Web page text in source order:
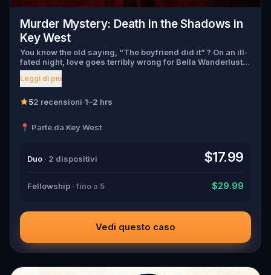
Murder Mystery: Death in the Shadows in
Key West
You know the old saying, “The boyfriend did it” ? On an ill-
fated night, love goes terribly wrong for Bella Wanderlust
and Walter Bridges . Bella, a famous travel blogger, was
found dead during a ghost tour led by the theatrical Percy
Walter, the obsessed boyfriend? Percy, the ghost tour
suspects, and expose the real murderer before they strike
Leggi di più
52 recensioni·1–2 hrs
📍 Parte da Key West
Duo · 2 dispositivi $17.99
Fellowship · fino a 5 $29.99
Vedi questo caso